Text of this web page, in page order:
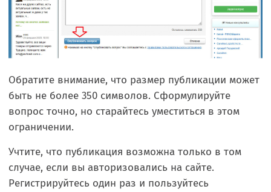
Обратите внимание, что размер публикации может
быть не более 350 символов. Сформулируйте
вопрос точно, но старайтесь уместиться в этом
ограничении.
Учтите, что публикация возможна только в том
случае, если вы авторизовались на сайте.
Регистрируйтесь один раз и пользуйтесь